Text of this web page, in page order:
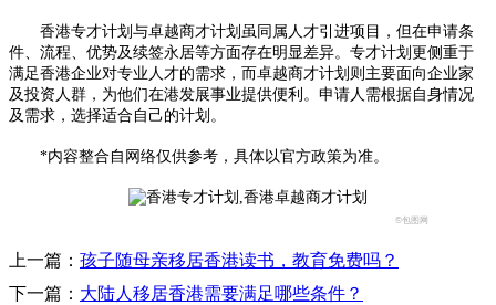
香港专才计划与卓越商才计划虽同属人才引进项目，但在申请条
件、流程、优势及续签永居等方面存在明显差异。专才计划更侧重于
满足香港企业对专业人才的需求，而卓越商才计划则主要面向企业家
及投资人群，为他们在港发展事业提供便利。申请人需根据自身情况
及需求，选择适合自己的计划。
*内容整合自网络仅供参考，具体以官方政策为准。
©包图网
上一篇： 孩子随母亲移居香港读书，教育免费吗？
下一篇： 大陆人移居香港需要满足哪些条件？